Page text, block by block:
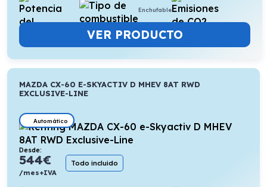
Enchufable
VER PRODUCTO
MAZDA CX-60 E-SKYACTIV D MHEV 8AT RWD
EXCLUSIVE-LINE
Automático
Desde:
544€
/mes+IVA
Todo incluido